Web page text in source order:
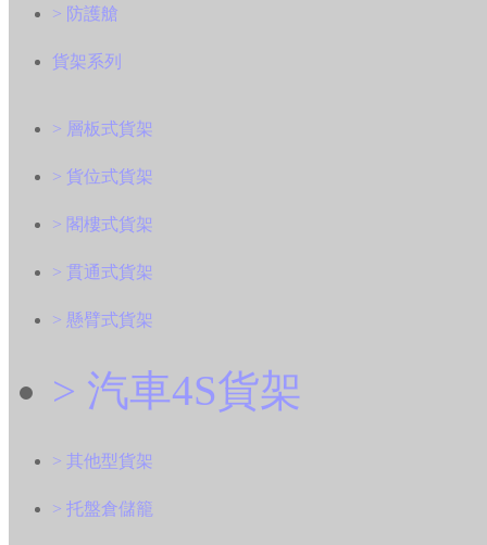
> 防護艙
貨架系列
> 層板式貨架
> 貨位式貨架
> 閣樓式貨架
> 貫通式貨架
> 懸臂式貨架
> 汽車4S貨架
> 其他型貨架
> 托盤倉儲籠